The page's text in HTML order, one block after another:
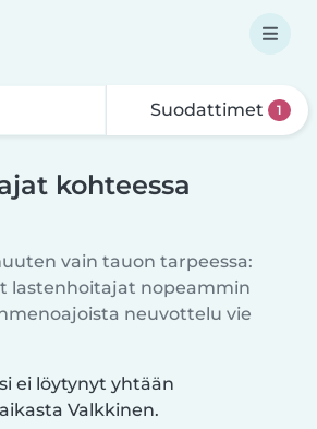
Suodattimet 1
kohteessa
vain tauon tarpeessa:
lastenhoitajat nopeammin
neuvottelu vie
ei löytynyt yhtään
Valkkinen.